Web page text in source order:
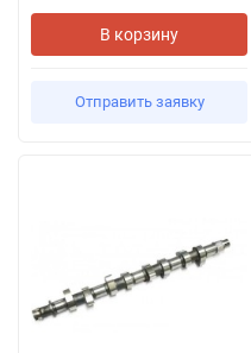
В корзину
Отправить заявку